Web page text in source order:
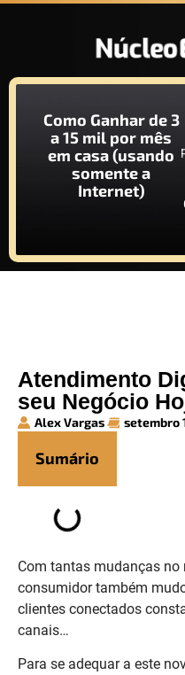
Como Ganhar de 3
a 15 mil por mês
em casa (usando
somente a
Internet)
Atendimento
seu Negócio
Alex Vargas setembro
Sumário
Com tantas mudanças no
consumidor também
clientes conectados
canais…
Para se adequar a este